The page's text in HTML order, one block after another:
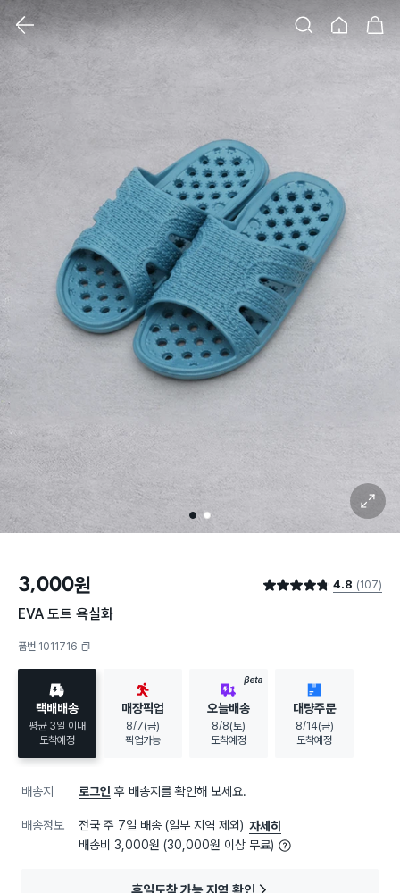
클릭 시 이미지 확대 보기 팝업 열림
1 2
확대 보기
3,000원 별점 4.8점 4.8 (107)
EVA 도트 욕실화
품번 1011716
택배배송
평균 3일 이내
도착예정
매장픽업
8/7(금)
픽업가능
BETA
오늘배송
8/8(토)
도착예정
대량주문
8/14(금)
도착예정
배송지 로그인 후 배송지를 확인해 보세요.
배송정보 전국 주 7일 배송 (일부 지역 제외) 자세히
배송비 3,000원 (30,000원 이상 무료)